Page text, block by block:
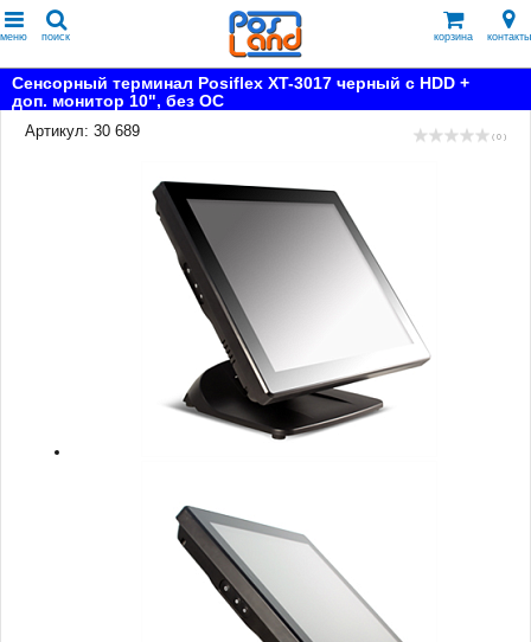
меню поиск корзина контакты
Сенсорный терминал Posiflex XT-3017 черный c HDD +
доп. монитор 10", без ОС
Артикул: 30 689
( 0 )